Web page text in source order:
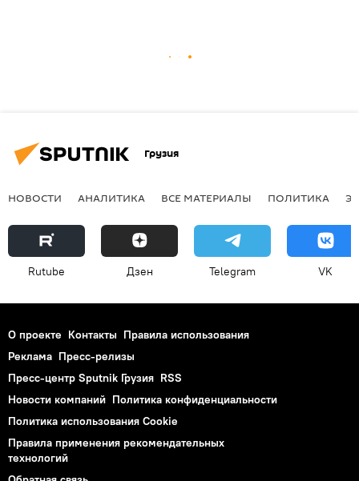
Грузия
НОВОСТИ АНАЛИТИКА ВСЕ МАТЕРИАЛЫ ПОЛИТИКА
Rutube Дзен Telegram VK
О проекте Контакты Правила использования
Реклама Пресс-релизы
Пресс-центр Sputnik Грузия RSS
Новости компаний Политика конфиденциальности
Политика использования Cookie
Правила применения рекомендательных
технологий